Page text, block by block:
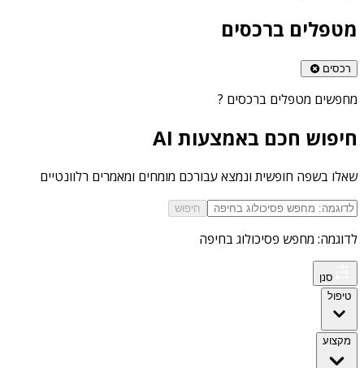
מטפלים ברכסים
רכסים
מחפשים מטפלים ברכסים ?
חיפוש חכם באמצעות AI
שאלו בשפה חופשית ונמצא עבורכם מומחים ומאמרים רלוונטיים
חיפוש
לדוגמה: מחפש פסיכולוג בחיפה
סנן
טיפול
מקצוע